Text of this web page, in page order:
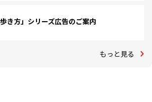
歩き方」シリーズ広告のご案内
もっと見る